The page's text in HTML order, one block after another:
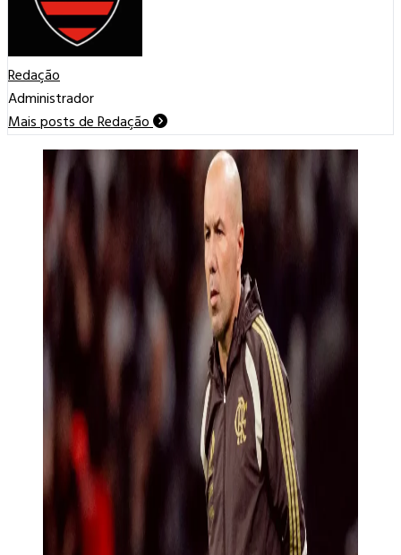
Redação
Administrador
Mais posts de Redação